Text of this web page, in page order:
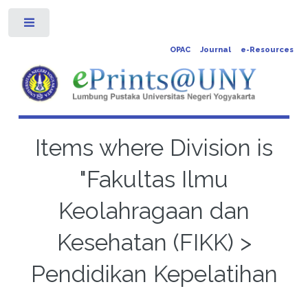
OPAC Journal e-Resources
Items where Division is
"Fakultas Ilmu
Keolahragaan dan
Kesehatan (FIKK) >
Pendidikan Kepelatihan